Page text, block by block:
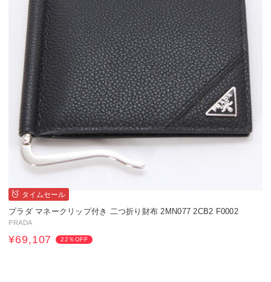
タイムセール
プラダ マネークリップ付き 二つ折り財布 2MN077 2CB2 F0002
PRADA
¥69,107 22％OFF